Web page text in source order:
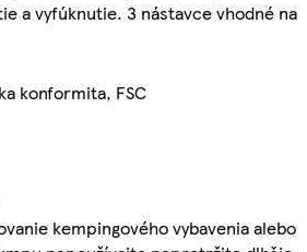
a vyfúknutie. 3 nástavce vhodné na
konformita, FSC
kempingového vybavenia alebo